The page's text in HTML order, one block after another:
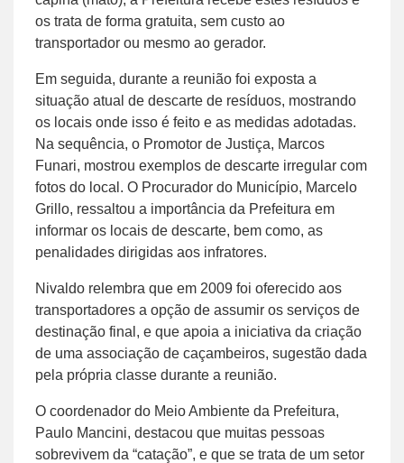
os trata de forma gratuita, sem custo ao
transportador ou mesmo ao gerador.
Em seguida, durante a reunião foi exposta a
situação atual de descarte de resíduos, mostrando
os locais onde isso é feito e as medidas adotadas.
Na sequência, o Promotor de Justiça, Marcos
Funari, mostrou exemplos de descarte irregular com
fotos do local. O Procurador do Município, Marcelo
Grillo, ressaltou a importância da Prefeitura em
informar os locais de descarte, bem como, as
penalidades dirigidas aos infratores.
Nivaldo relembra que em 2009 foi oferecido aos
transportadores a opção de assumir os serviços de
destinação final, e que apoia a iniciativa da criação
de uma associação de caçambeiros, sugestão dada
pela própria classe durante a reunião.
O coordenador do Meio Ambiente da Prefeitura,
Paulo Mancini, destacou que muitas pessoas
sobrevivem da “catação”, e que se trata de um setor